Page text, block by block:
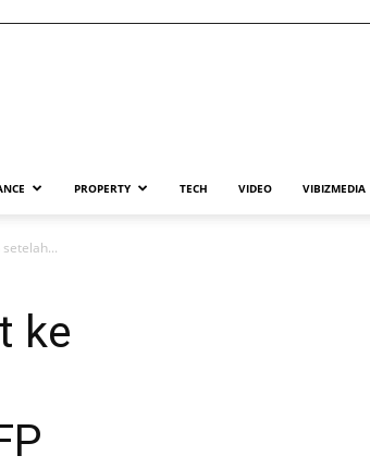
PROPERTY TECH VIDEO VIBIZMEDIA
ke